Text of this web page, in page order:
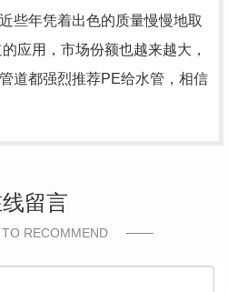
些年凭着出色的质量慢慢地取
应用，市场份额也越来越大，
道都强烈推荐PE给水管，相信
留言
RECOMMEND